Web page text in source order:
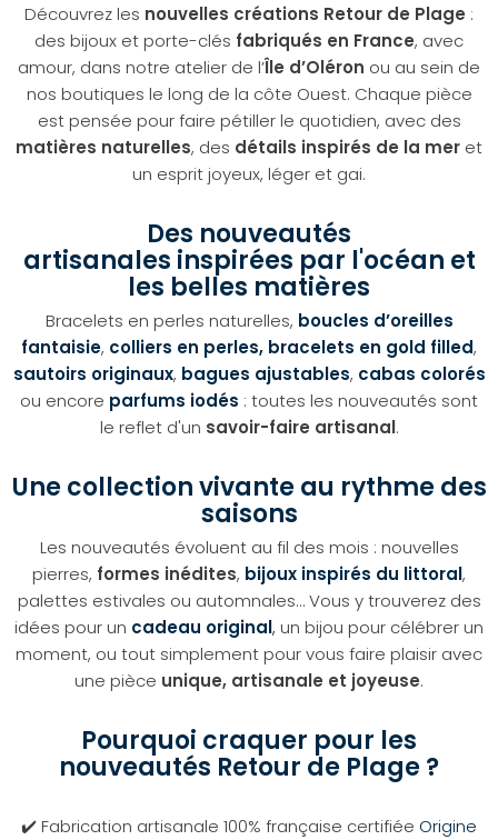
Découvrez les nouvelles créations Retour de Plage :
des bijoux et porte-clés fabriqués en France, avec
amour, dans notre atelier de l’Île d’Oléron ou au sein de
nos boutiques le long de la côte Ouest. Chaque pièce
est pensée pour faire pétiller le quotidien, avec des
matières naturelles, des détails inspirés de la mer et
un esprit joyeux, léger et gai.
Des nouveautés
artisanales inspirées par l'océan et
les belles matières
Bracelets en perles naturelles, boucles d’oreilles
fantaisie, colliers en perles, bracelets en gold filled,
sautoirs originaux, bagues ajustables, cabas colorés
ou encore parfums iodés : toutes les nouveautés sont
le reflet d'un savoir-faire artisanal.
Une collection vivante au rythme des
saisons
Les nouveautés évoluent au fil des mois : nouvelles
pierres, formes inédites, bijoux inspirés du littoral,
palettes estivales ou automnales… Vous y trouverez des
idées pour un cadeau original, un bijou pour célébrer un
moment, ou tout simplement pour vous faire plaisir avec
une pièce unique, artisanale et joyeuse.
Pourquoi craquer pour les
nouveautés Retour de Plage ?
✔️ Fabrication artisanale 100% française certifiée Origine